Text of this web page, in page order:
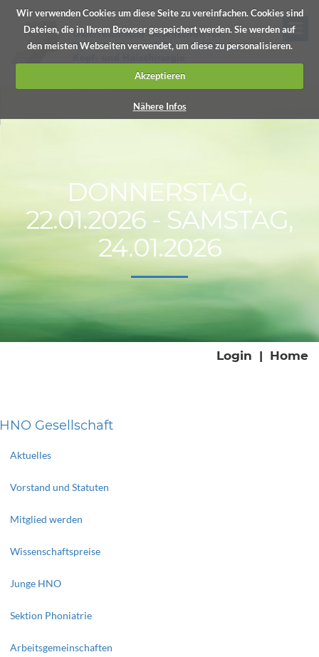
Wir verwenden Cookies um diese Seite zu vereinfachen. Cookies sind
Dateien, die in Ihrem Browser gespeichert werden. Sie werden auf
den meisten Webseiten verwendet, um diese zu personalisieren.
Akzeptieren
Nähere Infos
DONNERSTAG,
22.01.2026 - SAMSTAG,
24.01.2026
Login | Home
HNO Gesellschaft
Aktuelles
Vorstand und Statuten
Mitglied werden
Wissenschaftspreise
Junge HNO
Sektion Phoniatrie
Arbeitsgemeinschaften